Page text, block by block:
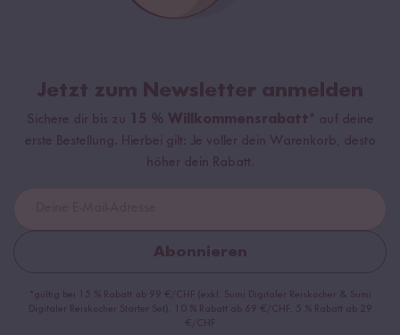
Jetzt zum Newsletter anmelden
Sichere dir bis zu 15 % Willkommensrabatt* auf deine
erste Bestellung. Hierbei gilt: Je voller dein Warenkorb, desto
höher dein Rabatt.
Abonnieren
*gültig bei 15 % Rabatt ab 99 €/CHF (exkl. Sumi Digitaler Reiskocher & Sumi
Digitaler Reiskocher Starter Set), 10 % Rabatt ab 69 €/CHF, 5 % Rabatt ab 29
€/CHF